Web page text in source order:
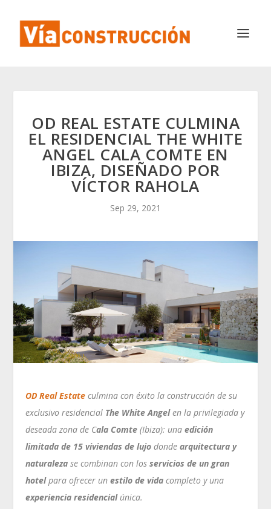
OD REAL ESTATE CULMINA
EL RESIDENCIAL THE WHITE
ANGEL CALA COMTE EN
IBIZA, DISEÑADO POR
VÍCTOR RAHOLA
Sep 29, 2021
OD Real Estate culmina con éxito la construcción de su
exclusivo residencial The White Angelen la privilegiada y
deseada zona de Cala Comte (Ibiza): unaedición
limitada de 15 viviendas de lujo dondearquitectura y
naturaleza se combinan con losservicios de un gran
hotelpara ofrecer unestilo de vida completo y una
experiencia residencialúnica.